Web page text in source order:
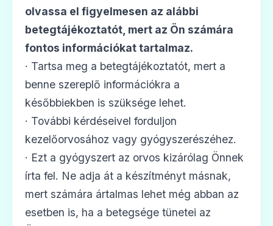
🧬
Ár: —
ADATLAP
🧬
Glempid 1 mg tabletta
olvassa el figyelmesen az alábbi
betegtájékoztatót, mert az Ön számára
fontos információkat tartalmaz.
· Tartsa meg a betegtájékoztatót, mert a
benne szereplő információkra a
későbbiekben is szüksége lehet.
· További kérdéseivel forduljon
kezelőorvosához vagy gyógyszerészéhez.
· Ezt a gyógyszert az orvos kizárólag Önnek
írta fel. Ne adja át a készítményt másnak,
mert számára ártalmas lehet még abban az
esetben is, ha a betegsége tünetei az